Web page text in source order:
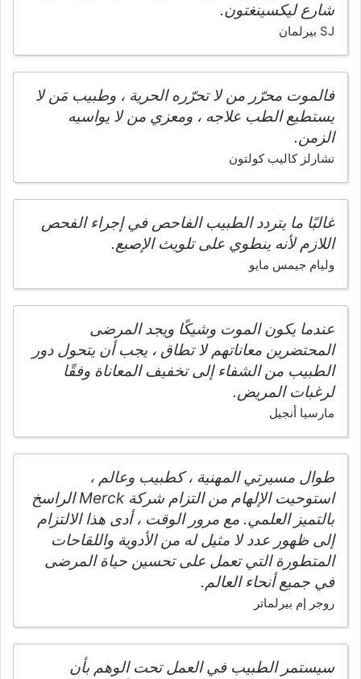
شارع ليكسينغتون.
SJ بيرلمان
فالموت محرّر من لا تحرّره الحرية ، وطبيب مَن لا
يستطيع الطب علاجه ، ومعزي من لا يواسيه
الزمن.
تشارلز كاليب كولتون
غالبًا ما يتردد الطبيب الفاحص في إجراء الفحص
اللازم لأنه ينطوي على تلويث الإصبع.
وليام جيمس مايو
عندما يكون الموت وشيكًا ويجد المرضى
المحتضرين معاناتهم لا تطاق ، يجب أن يتحول دور
الطبيب من الشفاء إلى تخفيف المعاناة وفقًا
لرغبات المريض.
مارسيا أنجيل
طوال مسيرتي المهنية ، كطبيب وعالم ،
استوحيت الإلهام من التزام شركة Merck الراسخ
بالتميز العلمي. مع مرور الوقت ، أدى هذا الالتزام
إلى ظهور عدد لا مثيل له من الأدوية واللقاحات
المتطورة التي تعمل على تحسين حياة المرضى
في جميع أنحاء العالم.
روجر إم بيرلماتر
سيستمر الطبيب في العمل تحت الوهم بأن